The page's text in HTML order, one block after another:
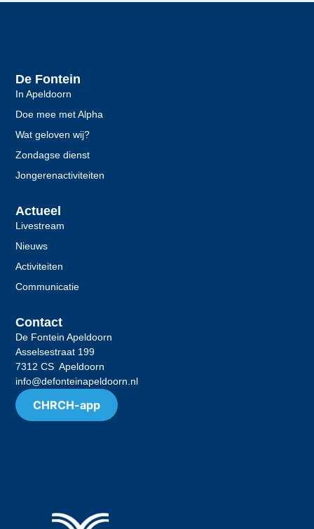
De Fontein
In Apeldoorn
Doe mee met Alpha
Wat geloven wij?
Zondagse dienst
Jongerenactiviteiten
Actueel
Livestream
Nieuws
Activiteiten
Communicatie
Contact
De Fontein Apeldoorn
Asselsestraat 199
7312 CS Apeldoorn
info@defonteinapeldoorn.nl
CHRCH-app